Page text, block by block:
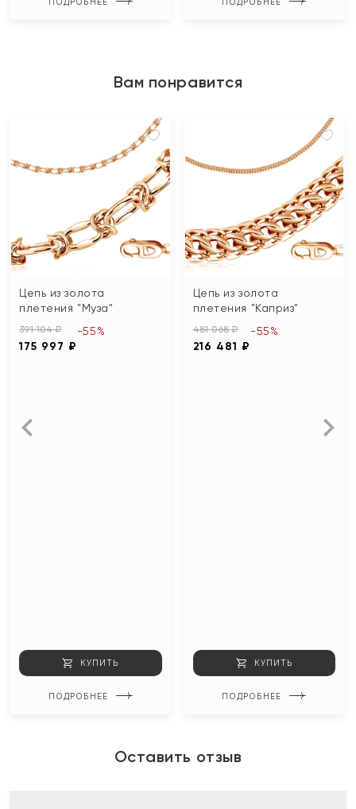
Вам понравится
Цепь из золота
плетения "Муза"
391 104 ₽
175 997 ₽
-55%
КУПИТЬ
ПОДРОБНЕЕ
Цепь из золота
плетения "Каприз"
481 068 ₽
216 481 ₽
-55%
КУПИТЬ
ПОДРОБНЕЕ
Оставить отзыв